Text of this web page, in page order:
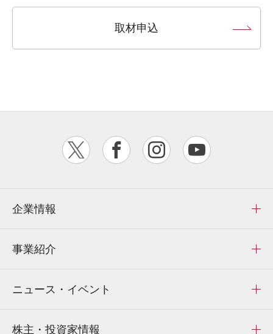
取材申込
企業情報
事業紹介
ニュース・イベント
株主・投資家情報